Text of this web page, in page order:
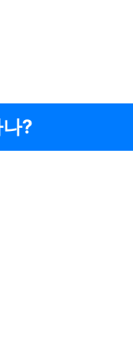
?